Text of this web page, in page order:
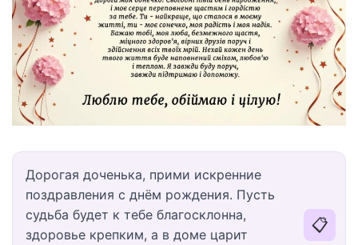
Дорогая доченька, прими искренние
поздравления с днём рождения. Пусть
судьба будет к тебе благосклонна,
здоровье крепким, а в доме царит
📋